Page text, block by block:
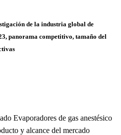
de la industria global de
panorama competitivo, tamaño del
Evaporadores de gas anestésico
y alcance del mercado